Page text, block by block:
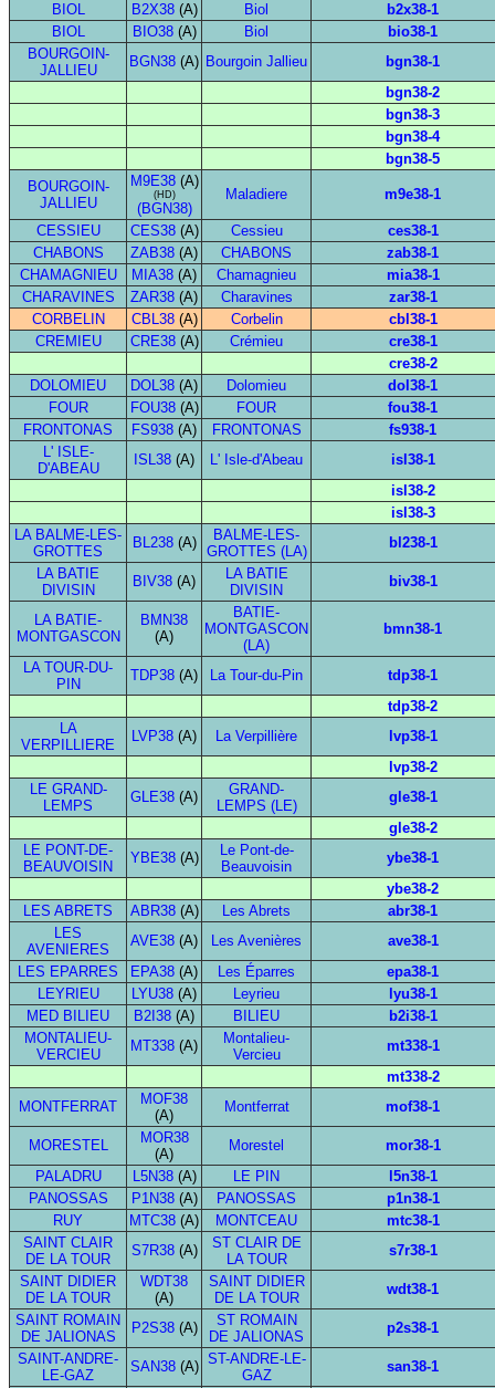
BIOL
B2X38(A) Biol
b2x38-1
BIOL
BIO38(A) Biol
bio38-1
BOURGOIN-
JALLIEU
BGN38 (A) Bourgoin Jallieu
bgn38-1
bgn38-2
bgn38-3
bgn38-4
bgn38-5
BOURGOIN-
JALLIEU
M9E38(A)
(HD)
(BGN38)
Maladiere m9e38-1
CESSIEU CES38(A) Cessieu
ces38-1
CHABONS
ZAB38 (A) CHABONS
zab38-1
CHAMAGNIEU
MIA38 (A) Chamagnieu
mia38-1
CHARAVINES
ZAR38 (A) Charavines
zar38-1
CORBELIN
CBL38(A) Corbelin
cbl38-1
CREMIEU
CRE38(A) Crémieu
cre38-1
cre38-2
DOLOMIEU
DOL38 (A) Dolomieu
dol38-1
FOUR
FOU38(A) FOUR
fou38-1
FRONTONAS
FS938 (A) FRONTONAS
fs938-1
L' ISLE-
D'ABEAU
ISL38 (A) L' Isle-d'Abeau
isl38-1
isl38-2
isl38-3
LA BALME-LES-
GROTTES
BL238(A)
BALME-LES-
GROTTES (LA)
bl238-1
LA BATIE
DIVISIN
BIV38 (A)
LA BATIE
DIVISIN
biv38-1
LA BATIE-
MONTGASCON
BMN38
(A)
BATIE-
MONTGASCON
(LA)
bmn38-1
LA TOUR-DU-
PIN
TDP38 (A) La Tour-du-Pin
tdp38-1
tdp38-2
LA
VERPILLIERE
LVP38 (A) La Verpillière
lvp38-1
lvp38-2
LE GRAND-
LEMPS
GLE38 (A)
GRAND-
LEMPS (LE)
gle38-1
gle38-2
LE PONT-DE-
BEAUVOISIN
YBE38(A)
Le Pont-de-
Beauvoisin
ybe38-1
ybe38-2
LES ABRETS
ABR38(A) Les Abrets
abr38-1
LES
AVENIERES
AVE38 (A) Les Avenières
ave38-1
LES EPARRES
EPA38 (A) Les Éparres
epa38-1
LEYRIEU
LYU38 (A) Leyrieu
lyu38-1
MED BILIEU
B2I38 (A) BILIEU
b2i38-1
MONTALIEU-
VERCIEU
MT338 (A)
Montalieu-
Vercieu
mt338-1
mt338-2
MONTFERRAT
MOF38
(A)
Montferrat mof38-1
MORESTEL
MOR38
(A)
Morestel
mor38-1
PALADRU
L5N38(A) LE PIN
l5n38-1
PANOSSAS
P1N38(A) PANOSSAS
p1n38-1
RUY
MTC38 (A) MONTCEAU
mtc38-1
SAINT CLAIR
DE LA TOUR
S7R38(A)
ST CLAIR DE
LA TOUR
s7r38-1
SAINT DIDIER
DE LA TOUR
WDT38
(A)
SAINT DIDIER
DE LA TOUR
wdt38-1
SAINT ROMAIN
DE JALIONAS
P2S38(A)
ST ROMAIN
DE JALIONAS
p2s38-1
SAINT-ANDRE-
LE-GAZ
SAN38(A) ST-ANDRE-LE-
GAZ
san38-1